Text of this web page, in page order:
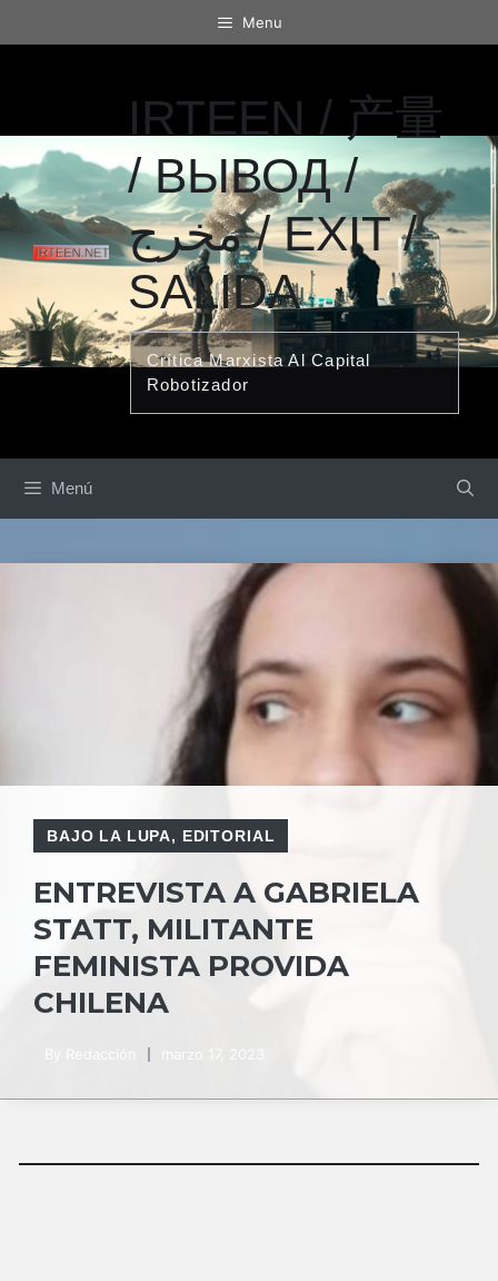
al
Menu
IRTEEN / 产量
/ ВЫВОД /
مخرج / EXIT /
SALIDA
Crítica Marxista Al Capital
Robotizador
Menú
BAJO LA LUPA, EDITORIAL
ENTREVISTA A GABRIELA
STATT, MILITANTE
FEMINISTA PROVIDA
CHILENA
Redacción